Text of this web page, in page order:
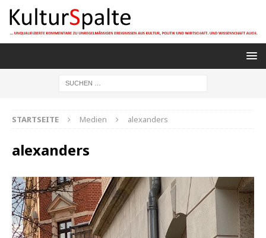
STARTSEITE Medien alexanders
alexanders